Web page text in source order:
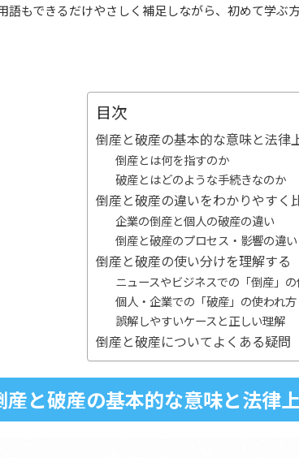
語もできるだけやさしく補足しながら、初めて学ぶ
目次
倒産と破産の基本的な意味と法律
倒産とは何を指すのか
破産とはどのような手続きなのか
倒産と破産の違いをわかりやすく
企業の倒産と個人の破産の違い
倒産と破産のプロセス・影響の違い
倒産と破産の使い分けを理解する
ニュースやビジネスでの「倒産」
個人・企業での「破産」の使われ方
誤解しやすいケースと正しい理解
倒産と破産についてよくある疑問
産と破産の基本的な意味と法律